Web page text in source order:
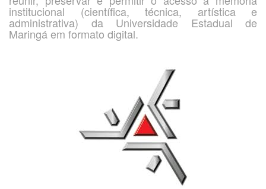
institucional (científica, técnica, artística e
administrativa) da Universidade Estadual de
Maringá em formato digital.